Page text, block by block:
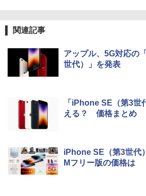
関連記事
アップル、5G対応の
世代）」を発表
「iPhone SE（第3世
える？ 価格まとめ
iPhone SE（第3世代
Mフリー版の価格は